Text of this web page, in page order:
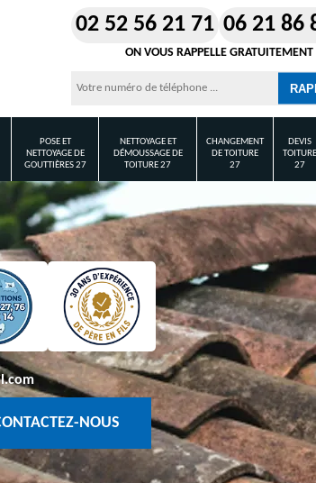
02 52 56 21 71 06 21 86
ON VOUS RAPPELLE GRATUITEMENT
POSE ET
NETTOYAGE DE
GOUTTIÈRES 27
NETTOYAGE ET
DÉMOUSSAGE DE
TOITURE 27
CHANGEMENT
DE TOITURE
27
DEVIS
TOITURE
27
NOUS